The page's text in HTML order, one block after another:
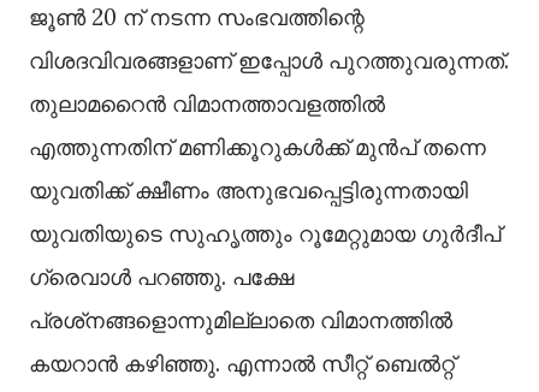
ജൂണ്‍ 20 ന് നടന്ന സംഭവത്തിന്റെ
വിശദവിവരങ്ങളാണ് ഇപ്പോള്‍ പുറത്തുവരുന്നത്.
തുലാമറൈൻ വിമാനത്താവളത്തില്‍
എത്തുന്നതിന് മണിക്കൂറുകള്‍ക്ക് മുൻപ് തന്നെ
യുവതിക്ക് ക്ഷീണം അനുഭവപ്പെട്ടിരുന്നതായി
യുവതിയുടെ സുഹൃത്തും റൂമേറ്റുമായ ഗുർദീപ്
ഗ്രെവാള്‍ പറഞ്ഞു. പക്ഷേ
പ്രശ്‌നങ്ങളൊന്നുമില്ലാതെ വിമാനത്തില്‍
കയറാൻ കഴിഞ്ഞു. എന്നാല്‍ സീറ്റ് ബെല്‍റ്റ്